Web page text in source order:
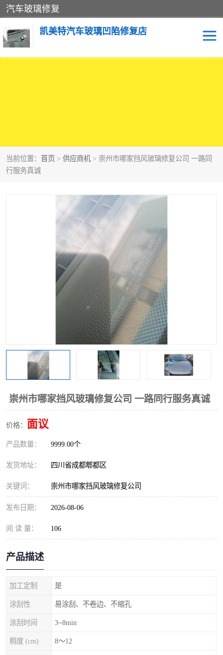
汽车玻璃修复
凯美特汽车玻璃凹陷修复店
当前位置： 首页 > 供应商机 > 崇州市哪家挡风玻璃修复公司 一路同
行服务真诚
崇州市哪家挡风玻璃修复公司 一路同行服务真诚
价格： 面议
产品数量： 9999.00个
发货地址： 四川省成都郫都区
关键词： 崇州市哪家挡风玻璃修复公司
发布日期： 2026-08-06
阅 读 量： 106
产品描述
加工定制 是
涂刮性 易涂刮、不卷边、不缩孔
涂刮时间 3~8min
稠度 (cm) 8～12